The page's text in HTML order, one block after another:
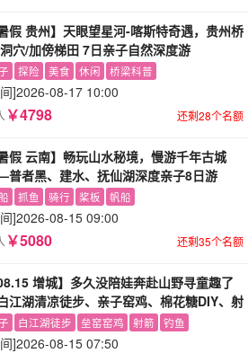
暑假 贵州】天眼望星河-喀斯特奇遇，贵州桥
穴/加傍梯田 7日亲子自然深度游
探险 美食 休闲 桥梁科普
]2026-08-17 10:00
￥4798 还剩28个名额
暑假 云南】畅玩山水秘境，慢游千年古城
者黑、建水、抚仙湖深度亲子8日游
抓鱼 骑行 桨板 帆船
]2026-08-15 09:00
￥5080 还剩35个名额
多久没陪娃奔赴山野寻童趣了
江湖清凉徒步、亲子窑鸡、棉花糖DIY、射
子活动一日游
白江湖徒步 垒窑窑鸡 射箭 钓鱼
]2026-08-15 07:50